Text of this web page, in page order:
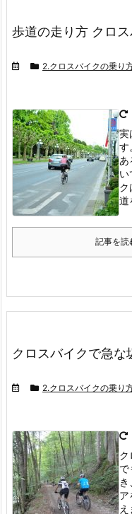
歩道の走り方 クロ
2.クロスバイクの乗り
実
す
あ
い
ク
道
記事を読
クロスバイクで急な
2.クロスバイクの乗り
ク
で
ア
え